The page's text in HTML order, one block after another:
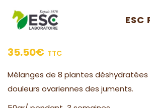
35.50€ TTC
Mélanges de 8 plantes
douleurs ovariennes des juments.